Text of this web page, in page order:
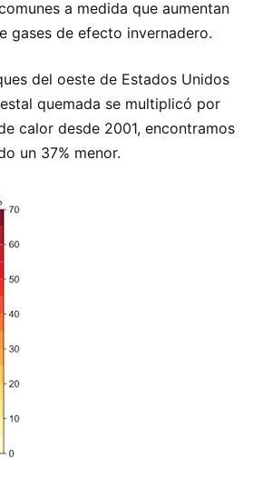
a medida que aumentan
gases de efecto invernadero.
del oeste de Estados Unidos
quemada se multiplicó por
calor desde 2001, encontramos
un 37% menor.